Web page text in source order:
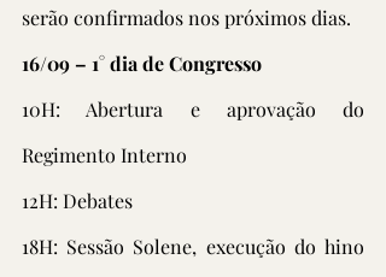
serão confirmados nos próximos dias.
16/09 – 1° dia de Congresso
10H: Abertura e aprovação do
Regimento Interno
12H: Debates
18H: Sessão Solene, execução do hino